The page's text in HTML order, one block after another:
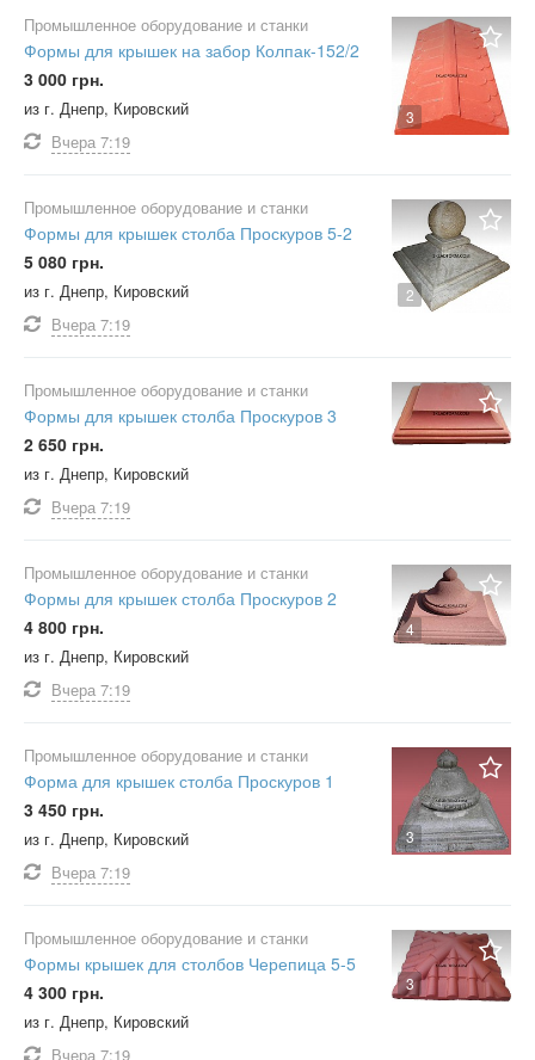
3
Промышленное оборудование и станки
Формы для крышек на забор Колпак-152/2
3 000 грн.
из г. Днепр, Кировский
Вчера 7:19
2
Промышленное оборудование и станки
Формы для крышек столба Проскуров 5-2
5 080 грн.
из г. Днепр, Кировский
Вчера 7:19
Промышленное оборудование и станки
Формы для крышек столба Проскуров 3
2 650 грн.
из г. Днепр, Кировский
Вчера 7:19
4
Промышленное оборудование и станки
Формы для крышек столба Проскуров 2
4 800 грн.
из г. Днепр, Кировский
Вчера 7:19
3
Промышленное оборудование и станки
Форма для крышек столба Проскуров 1
3 450 грн.
из г. Днепр, Кировский
Вчера 7:19
3
Промышленное оборудование и станки
Формы крышек для столбов Черепица 5-5
4 300 грн.
из г. Днепр, Кировский
Вчера 7:19